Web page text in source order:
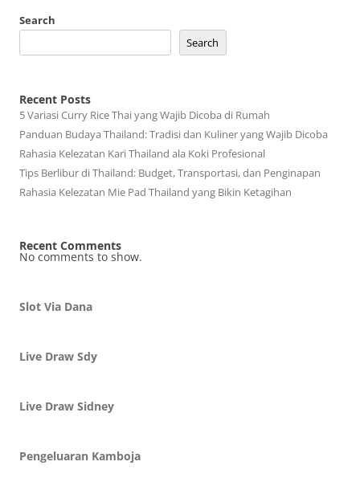
Search
Search
Recent Posts
5 Variasi Curry Rice Thai yang Wajib Dicoba di Rumah
Panduan Budaya Thailand: Tradisi dan Kuliner yang Wajib Dicoba
Rahasia Kelezatan Kari Thailand ala Koki Profesional
Tips Berlibur di Thailand: Budget, Transportasi, dan Penginapan
Rahasia Kelezatan Mie Pad Thailand yang Bikin Ketagihan
Recent Comments
No comments to show.
Slot Via Dana
Live Draw Sdy
Live Draw Sidney
Pengeluaran Kamboja